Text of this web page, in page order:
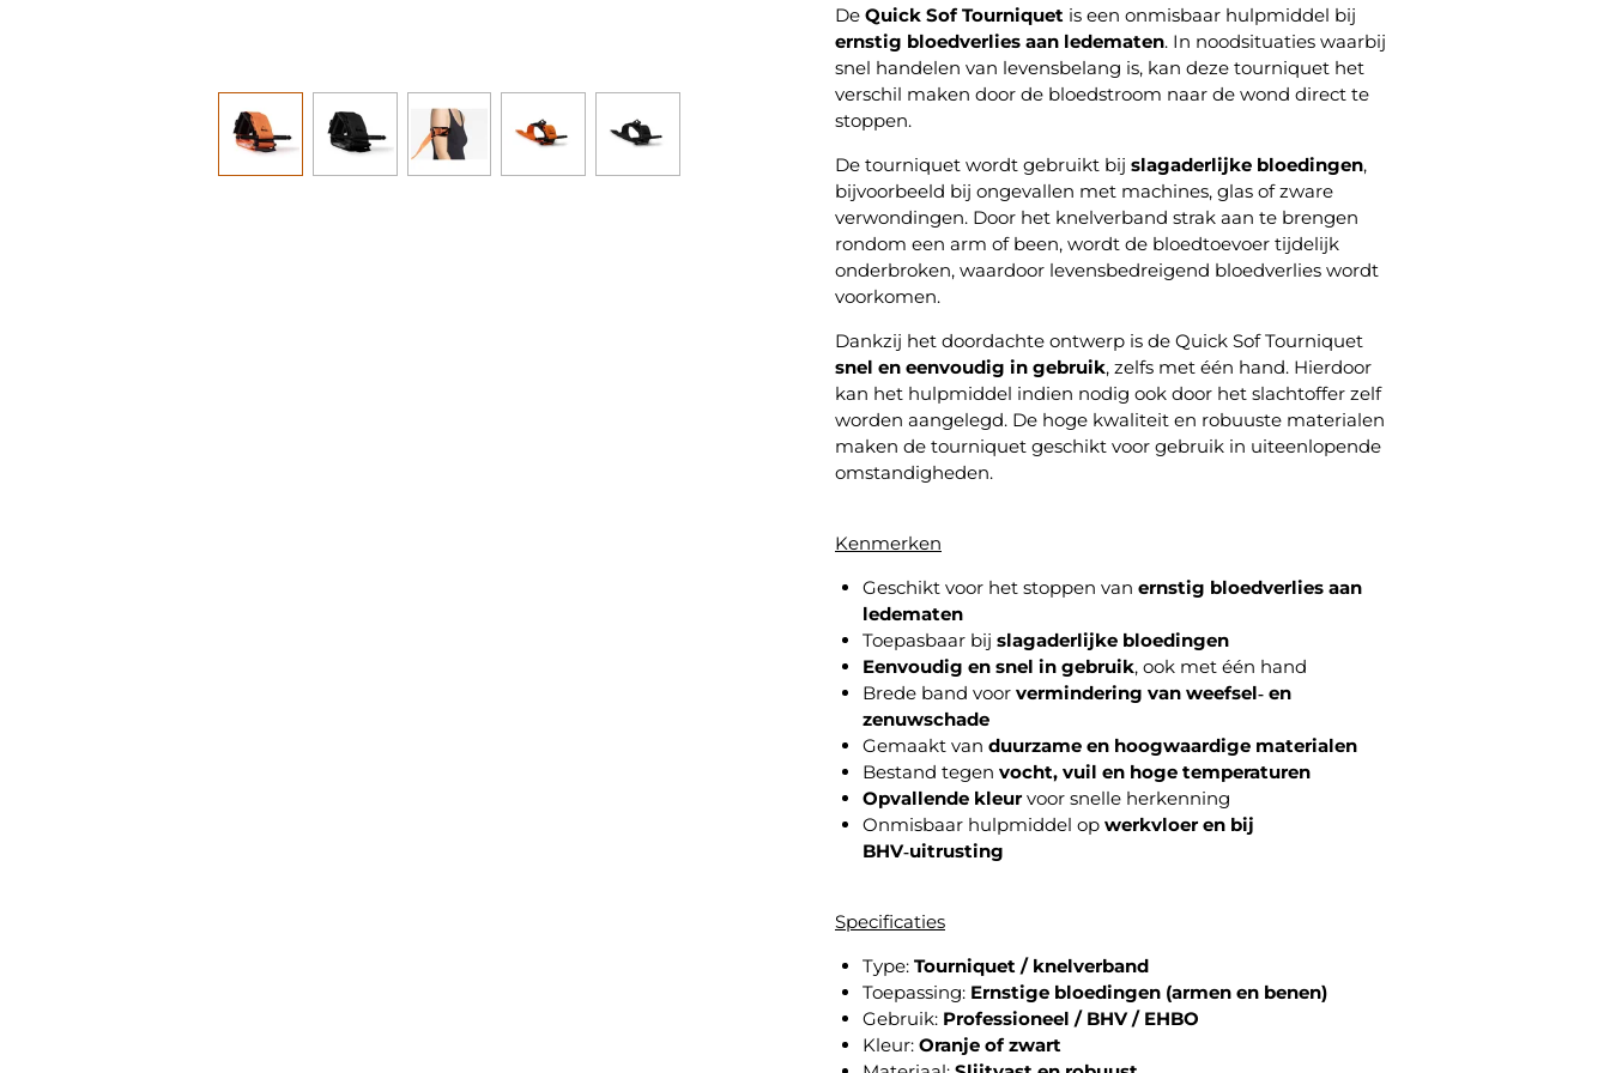
De Quick Sof Tourniquet is een onmisbaar hulpmiddel bij
ernstig bloedverlies aan ledematen. In noodsituaties waarbij
snel handelen van levensbelang is, kan deze tourniquet het
verschil maken door de bloedstroom naar de wond direct te
stoppen.
De tourniquet wordt gebruikt bij slagaderlijke bloedingen,
bijvoorbeeld bij ongevallen met machines, glas of zware
verwondingen. Door het knelverband strak aan te brengen
rondom een arm of been, wordt de bloedtoevoer tijdelijk
onderbroken, waardoor levensbedreigend bloedverlies wordt
voorkomen.
Dankzij het doordachte ontwerp is de Quick Sof Tourniquet
snel en eenvoudig in gebruik, zelfs met één hand. Hierdoor
kan het hulpmiddel indien nodig ook door het slachtoffer zelf
worden aangelegd. De hoge kwaliteit en robuuste materialen
maken de tourniquet geschikt voor gebruik in uiteenlopende
omstandigheden.
Kenmerken
Geschikt voor het stoppen van ernstig bloedverlies aan
ledematen
Toepasbaar bij slagaderlijke bloedingen
Eenvoudig en snel in gebruik, ook met één hand
Brede band voor vermindering van weefsel‑ en
zenuwschade
Gemaakt van duurzame en hoogwaardige materialen
Bestand tegen vocht, vuil en hoge temperaturen
Opvallende kleurvoor snelle herkenning
Onmisbaar hulpmiddel op werkvloer en bij
BHV‑uitrusting
Specificaties
Type: Tourniquet / knelverband
Toepassing: Ernstige bloedingen (armen en benen)
Gebruik: Professioneel / BHV / EHBO
Kleur: Oranje of zwart